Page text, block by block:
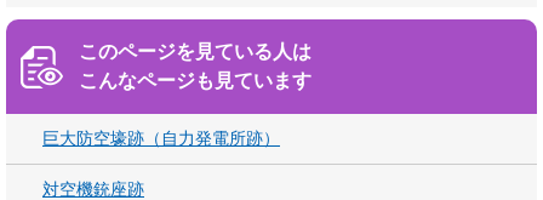
このページを見ている人は
こんなページも見ています
巨大防空壕跡（自力発電所跡）
対空機銃座跡